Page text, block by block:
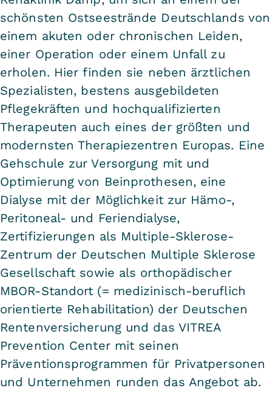
schönsten Ostseestrände Deutschlands von
einem akuten oder chronischen Leiden,
einer Operation oder einem Unfall zu
erholen. Hier finden sie neben ärztlichen
Spezialisten, bestens ausgebildeten
Pflegekräften und hochqualifizierten
Therapeuten auch eines der größten und
modernsten Therapiezentren Europas. Eine
Gehschule zur Versorgung mit und
Optimierung von Beinprothesen, eine
Dialyse mit der Möglichkeit zur Hämo-,
Peritoneal- und Feriendialyse,
Zertifizierungen als Multiple-Sklerose-
Zentrum der Deutschen Multiple Sklerose
Gesellschaft sowie als orthopädischer
MBOR-Standort (= medizinisch-beruflich
orientierte Rehabilitation) der Deutschen
Rentenversicherung und das VITREA
Prevention Center mit seinen
Präventionsprogrammen für Privatpersonen
und Unternehmen runden das Angebot ab.